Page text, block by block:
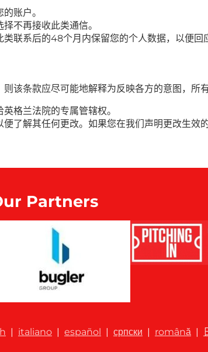
账户。
不再接收此类通信。
联系后的48个月内保留您的个人数据，以便回
该条款应尽可能地解释为反映各方的意图，所
格兰法院的专属管辖权。
了解其任何更改。如果您在我们声明更改生效
Partners
| italiano | español | српски | română |